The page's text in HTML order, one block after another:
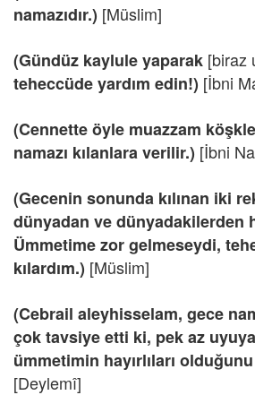
namazıdır.) [Müslim]
(Gündüz kaylule yaparak [biraz
teheccüde yardım edin!) [İbni
(Cennette öyle muazzam
namazı kılanlara verilir.) [İbni
(Gecenin sonunda kılınan iki
dünyadan ve dünyadakilerden
Ümmetime zor gelmeseydi,
kılardım.) [Müslim]
(Cebrail aleyhisselam, gece
çok tavsiye etti ki, pek az
ümmetimin hayırlıları
[Deylemî]